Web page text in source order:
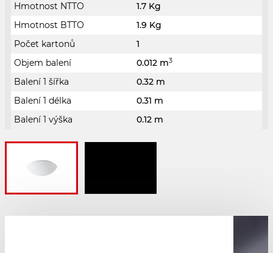
Hmotnost NTTO
1.7 Kg
Hmotnost BTTO
1.9 Kg
Počet kartonů
1
Objem balení
0.012 m3
Balení 1 šířka
0.32 m
Balení 1 délka
0.31 m
Balení 1 výška
0.12 m